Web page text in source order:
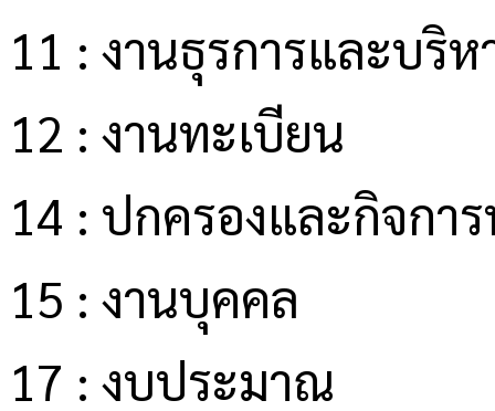
11 : งานธุรการและบริห
12 : งานทะเบียน
14 : ปกครองและกิจกา
15 : งานบุคคล
17 : งบประมาณ